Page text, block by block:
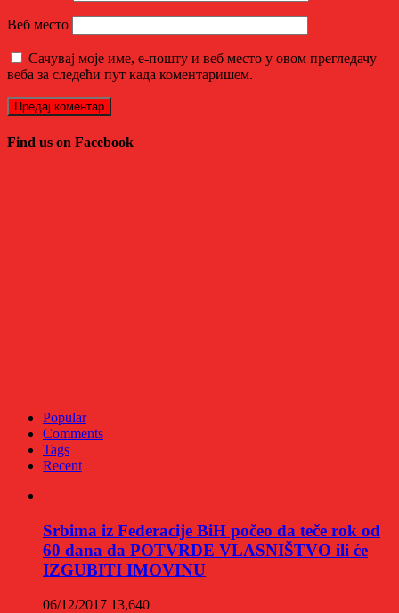
Веб место
Сачувај моје име, е-пошту и веб место у овом прегледачу
веба за следећи пут када коментаришем.
Find us on Facebook
Popular
Comments
Tags
Recent
Srbima iz Federacije BiH počeo da teče rok od
60 dana da POTVRDE VLASNIŠTVO ili će
IZGUBITI IMOVINU
06/12/2017 13,640